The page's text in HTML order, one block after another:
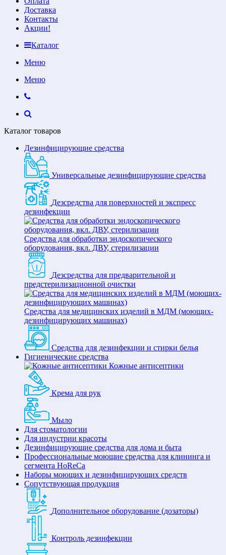
Доставка
Контакты
Акции!
Каталог
Меню
Меню
Каталог товаров
Дезинфицирующие средства
Универсальные дезинфицирующие средства
Дезсредства для поверхностей и экспресс
дезинфекции
Средства для обработки эндоскопического
оборудования, вкл. ДВУ, стерилизации
Дезсредства для предварительной и
предстерилизационной очистки
Средства для медицинских изделий в МДМ (моющих-
дезинфицирующих машинах)
Средства для дезинфекции и стирки белья
Гигиенические средства
Кожные антисептики
Крема для рук
Мыло
Для стоматологии
Для индустрии красоты
Дезинфицирующие средства для дома и быта
Профессиональные моющие средства для клининга и
сегмента HoReCa
Наборы моющих и дезинфицирующих средств
Сопутствующая продукция
Дополнительное оборудование (дозаторы)
Контроль дезинфекции